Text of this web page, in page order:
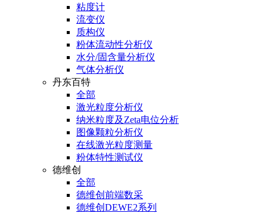
粘度计
流变仪
质构仪
粉体流动性分析仪
水分/固含量分析仪
气体分析仪
丹东百特
全部
激光粒度分析仪
纳米粒度及Zeta电位分析
图像颗粒分析仪
在线激光粒度测量
粉体特性测试仪
德维创
全部
德维创前端数采
德维创DEWE2系列